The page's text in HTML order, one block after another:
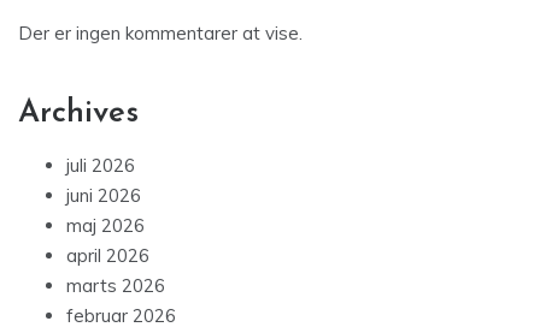
Der er ingen kommentarer at vise.
Archives
juli 2026
juni 2026
maj 2026
april 2026
marts 2026
februar 2026